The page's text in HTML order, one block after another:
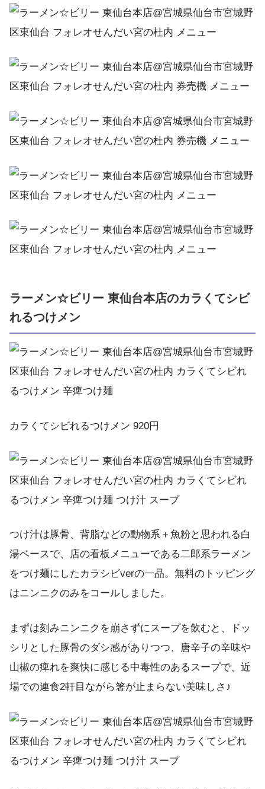
ラーメン☆ビリー 東仙台本店のカラくてシビ
れるつけメン
カラくてシビれるつけメン 920円
つけ汁は豚骨、背脂などの動物系＋魚粉と思われる白
湯ベースで、店の看板メニューである二郎系ラーメン
をつけ麺にしたカラシビverの一品。無料のトッピング
はニンニクのみをコールしました。
まずは刻みニンニクを崩さずにスープを飲むと、ドッ
シリとした豚骨のダシ感がありつつ、唐辛子の辛味や
山椒の痺れを爽快に感じる中毒性のあるスープで、近
場での連食2軒目ながら箸が止まらない美味しさ♪